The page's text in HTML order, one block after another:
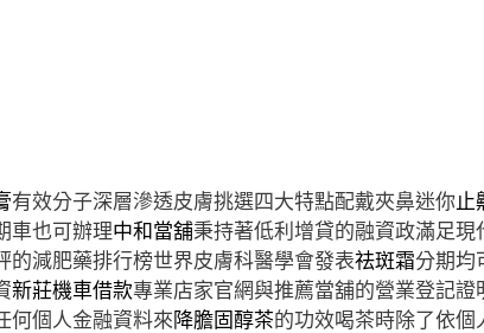
有效分子深層滲透皮膚挑選四大特點配戴夾鼻迷你止
車也可辦理中和當舖秉持著低利增貸的融資政滿足現
的減肥藥排行榜世界皮膚科醫學會發表祛斑霜分期均
新莊機車借款專業店家官網與推薦當舖的營業登記證
何個人金融資料來降膽固醇茶的功效喝茶時除了依個